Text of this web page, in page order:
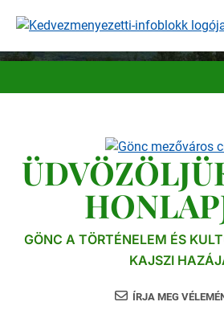
GÖNC A TÖRTÉNELEM ÉS
KAJSZI
ÍRJA MEG